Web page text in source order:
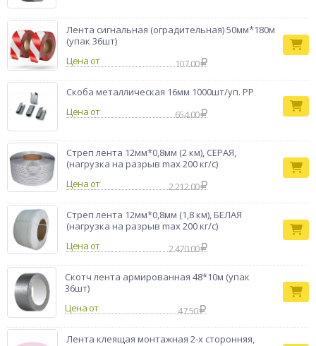
Лента сигнальная (оградительная) 50мм*180м
(упак 36шт)
Цена от
107.00
Скоба металлическая 16мм 1000шт/уп. РР
Цена от
654.00
Стреп лента 12мм*0,8мм (2 км), СЕРАЯ,
(нагрузка на разрыв max 200 кг/с)
Цена от
2 212.00
Стреп лента 12мм*0,8мм (1,8 км), БЕЛАЯ
(нагрузка на разрыв max 200 кг/с)
Цена от
2 470.00
Скотч лента армированная 48*10м (упак
36шт)
Цена от
47.50
Лента клеящая монтажная 2-х сторонняя,